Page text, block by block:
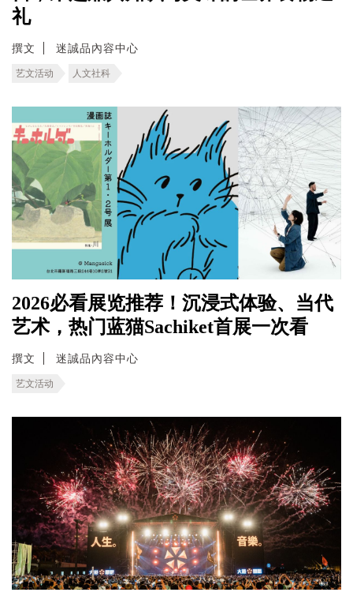
礼
撰文 迷誠品內容中心
艺文活动 人文社科
2026必看展览推荐！沉浸式体验、当代
艺术，热门蓝猫Sachiket首展一次看
撰文 迷誠品內容中心
艺文活动